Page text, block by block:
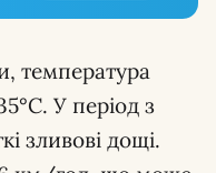
температура
У період з
зливові дощі.